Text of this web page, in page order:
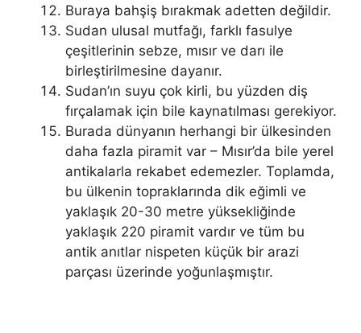
Buraya bahşiş bırakmak adetten değildir.
Sudan ulusal mutfağı, farklı fasulye
çeşitlerinin sebze, mısır ve darı ile
birleştirilmesine dayanır.
Sudan’ın suyu çok kirli, bu yüzden diş
fırçalamak için bile kaynatılması gerekiyor.
Burada dünyanın herhangi bir ülkesinden
daha fazla piramit var – Mısır’da bile yerel
antikalarla rekabet edemezler. Toplamda,
bu ülkenin topraklarında dik eğimli ve
yaklaşık 20-30 metre yüksekliğinde
yaklaşık 220 piramit vardır ve tüm bu
antik anıtlar nispeten küçük bir arazi
parçası üzerinde yoğunlaşmıştır.